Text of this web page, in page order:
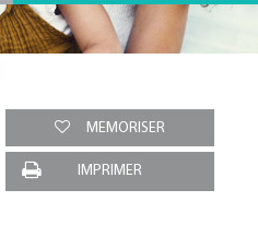
MEMORISER
IMPRIMER